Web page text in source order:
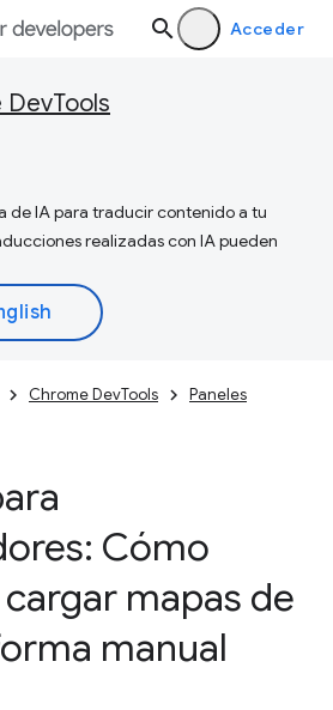
Acceder
de IA para traducir contenido a tu
realizadas con IA pueden
Chrome DevTools Paneles
Cómo
mapas de
manual